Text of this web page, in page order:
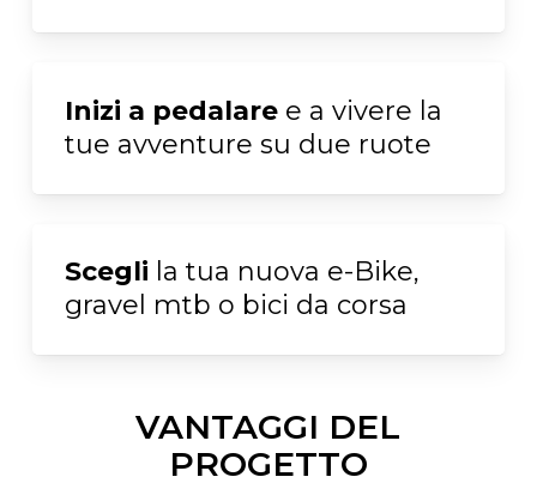
Scegli la tua nuova e-Bike,
gravel mtb o bici da corsa
Inizi a pedalaree a vivere la
tue avventure su due ruote
VANTAGGI DEL
PROGETTO